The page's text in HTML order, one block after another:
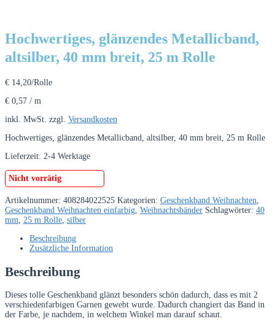
Hochwertiges, glänzendes Metallicband,
altsilber, 40 mm breit, 25 m Rolle
€ 14,20/Rolle
€ 0,57 / m
inkl. MwSt. zzgl. Versandkosten
Hochwertiges, glänzendes Metallicband, altsilber, 40 mm breit, 25 m Rolle
Lieferzeit: 2-4 Werktage
Nicht vorrätig
Artikelnummer: 408284022525 Kategorien: Geschenkband Weihnachten,
Geschenkband Weihnachten einfarbig, Weihnachtsbänder Schlagwörter: 40
mm, 25 m Rolle, silber
Beschreibung
Zusätzliche Information
Beschreibung
Dieses tolle Geschenkband glänzt besonders schön dadurch, dass es mit 2
verschiedenfarbigen Garnen gewebt wurde. Dadurch changiert das Band in
der Farbe, je nachdem, in welchem Winkel man darauf schaut.